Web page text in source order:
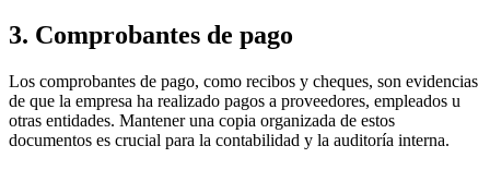
3. Comprobantes de pago
Los comprobantes de pago, como recibos y cheques, son evidencias
de que la empresa ha realizado pagos a proveedores, empleados u
otras entidades. Mantener una copia organizada de estos
documentos es crucial para la contabilidad y la auditoría interna.